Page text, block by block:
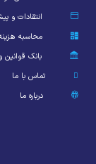
انتقادات و
محاسبه
بانک قوانین
تماس با ما
درباره ما